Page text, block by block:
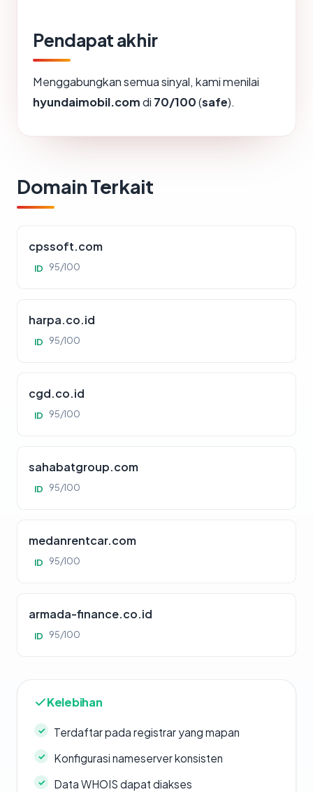
Pendapat akhir
Menggabungkan semua sinyal, kami menilai
hyundaimobil.comdi 70/100(safe).
Domain Terkait
cpssoft.com
ID 95/100
harpa.co.id
ID 95/100
cgd.co.id
ID 95/100
sahabatgroup.com
ID 95/100
medanrentcar.com
ID 95/100
armada-finance.co.id
ID 95/100
Kelebihan
Terdaftar pada registrar yang mapan
Konfigurasi nameserver konsisten
Data WHOIS dapat diakses